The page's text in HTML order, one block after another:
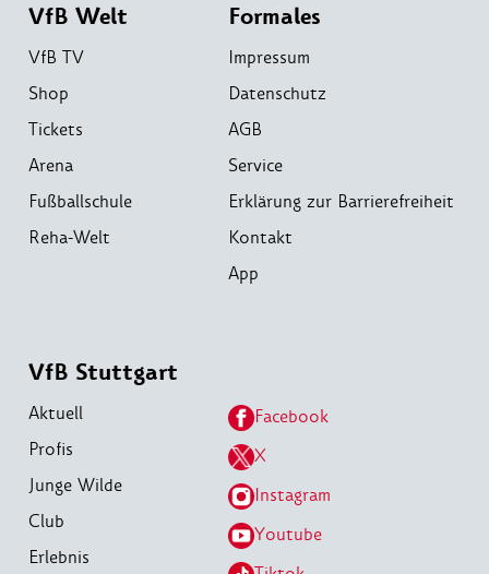
VfB Welt
VfB TV
Shop
Tickets
Arena
Fußballschule
Reha-Welt
Formales
Impressum
Datenschutz
AGB
Service
Erklärung zur Barrierefreiheit
Kontakt
App
VfB Stuttgart
Aktuell
Profis
Junge Wilde
Club
Erlebnis
Facebook
X
Instagram
Youtube